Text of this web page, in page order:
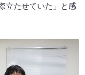
立たせていた」と感